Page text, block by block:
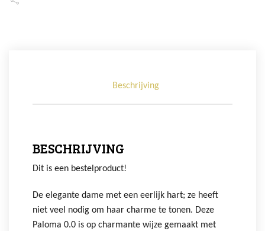
Beschrijving
BESCHRIJVING
Dit is een bestelproduct!
De elegante dame met een eerlijk hart; ze heeft
niet veel nodig om haar charme te tonen. Deze
Paloma 0.0 is op charmante wijze gemaakt met